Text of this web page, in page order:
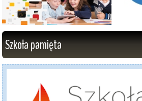
Szkoła pamięta